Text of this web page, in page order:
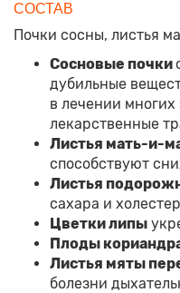
СОСТАВ
Почки сосны, листья
Сосновые почки
дубильные
в лечении
лекарственные
Листья мать-и-
способствуют
Листья
сахара и
Цветки липы
Плоды
Листья мяты
болезни